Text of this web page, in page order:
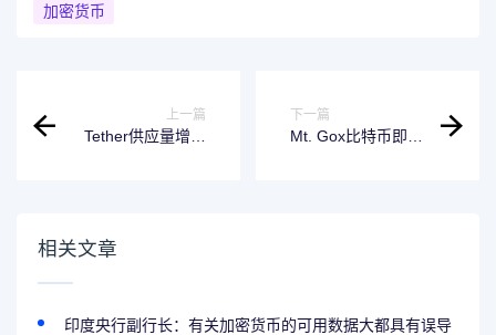
加密货币
上一篇
Tether供应量增速
下一篇
Mt. Gox比特币即将
相关文章
印度央行副行长：有关加密货币的可用数据大都具有误导